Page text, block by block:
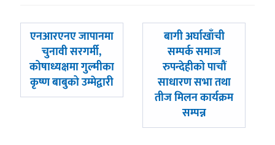
पछिल्लाे
एनआरएनए जापानमा
चुनावी सरगर्मी,
कोषाध्यक्षमा गुल्मीका
कृष्ण बाबुको उम्मेद्वारी
अघिल्लाे
बागी अर्घाखाँची
सम्पर्क समाज
रुपन्देहीको पाचौं
साधारण सभा तथा
तीज मिलन कार्यक्रम
सम्पन्न